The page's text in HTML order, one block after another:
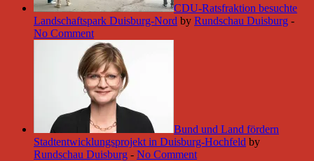
CDU-Ratsfraktion besuchte
Landschaftspark Duisburg-Nord by Rundschau Duisburg -
No Comment
Bund und Land fördern
Stadtentwicklungsprojekt in Duisburg-Hochfeld by
Rundschau Duisburg - No Comment